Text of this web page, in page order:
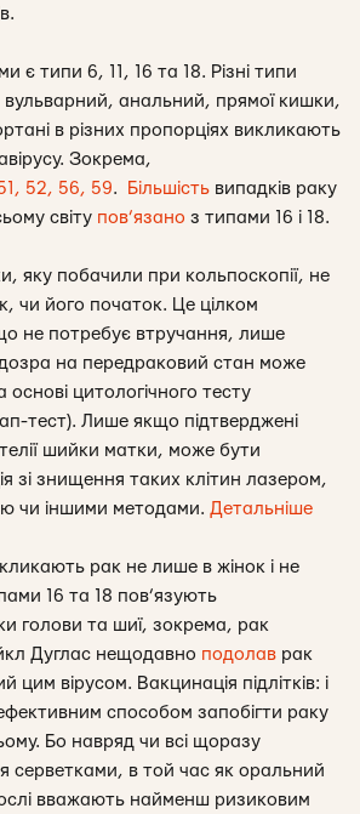
є типи 6, 11, 16 та 18. Різні типи
вульварний, анальний, прямої кишки,
в різних пропорціях викликають
Зокрема,
52, 56, 59. Більшість випадків раку
світу пов’язано з типами 16 і 18.
яку побачили при кольпоскопії, не
чи його початок. Це цілком
не потребує втручання, лише
на передраковий стан може
цитологічного тесту
тест). Лише якщо підтверджені
шийки матки, може бути
зі знищення таких клітин лазером,
чи іншими методами. Детальніше
рак не лише в жінок і не
16 та 18 пов’язують
голови та шиї, зокрема, рак
Дуглас нещодавно подолав рак
цим вірусом. Вакцинація підлітків: і
ефективним способом запобігти раку
Бо навряд чи всі щоразу
серветками, в той час як оральний
вважають найменш ризиковим